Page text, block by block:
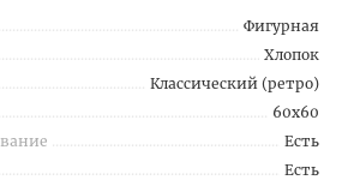
Фигурная
Хлопок
Классический (ретро)
60х60
Есть
Есть